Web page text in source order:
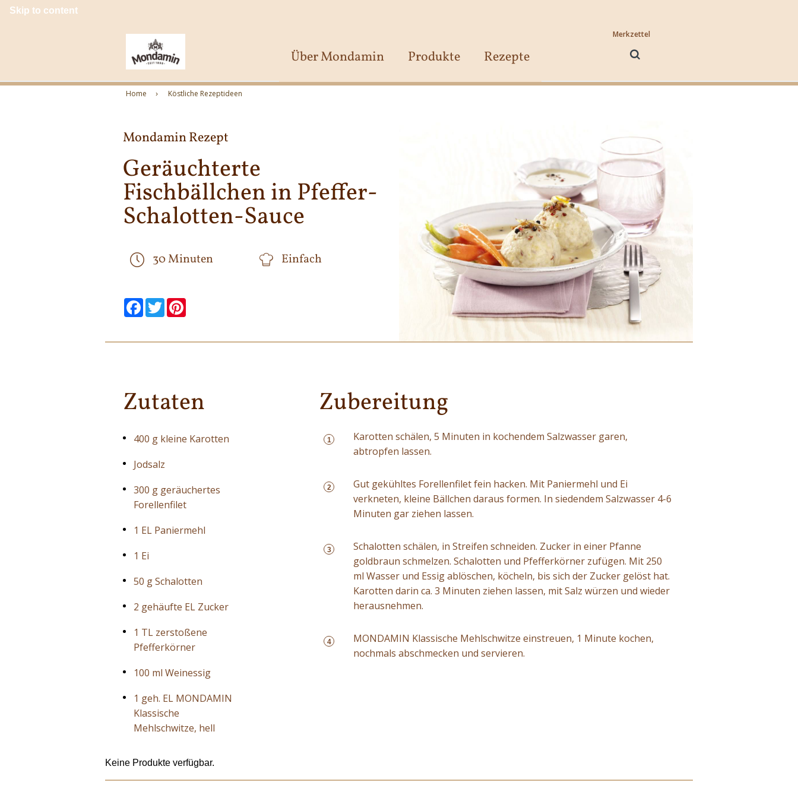
Skip to content
Über Mondamin Produkte Rezepte
Merkzettel
Home Köstliche Rezeptideen
Mondamin Rezept
Geräuchterte
Fischbällchen in Pfeffer-
Schalotten-Sauce
30 Minuten Einfach
null
Facebook
null null
Twitter
null null
null
Zutaten
400 g kleine Karotten
Jodsalz
300 g geräuchertes
Forellenfilet
1 EL Paniermehl
1 Ei
50 g Schalotten
2 gehäufte EL Zucker
1 TL zerstoßene
Pfefferkörner
100 ml Weinessig
1 geh. EL MONDAMIN
Klassische
Mehlschwitze, hell
Zubereitung
1
Karotten schälen, 5 Minuten in kochendem Salzwasser garen,
abtropfen lassen.
2
Gut gekühltes Forellenfilet fein hacken. Mit Paniermehl und Ei
verkneten, kleine Bällchen daraus formen. In siedendem Salzwasser 4-6
Minuten gar ziehen lassen.
3
Schalotten schälen, in Streifen schneiden. Zucker in einer Pfanne
goldbraun schmelzen. Schalotten und Pfefferkörner zufügen. Mit 250
ml Wasser und Essig ablöschen, köcheln, bis sich der Zucker gelöst hat.
Karotten darin ca. 3 Minuten ziehen lassen, mit Salz würzen und wieder
herausnehmen.
4
MONDAMIN Klassische Mehlschwitze einstreuen, 1 Minute kochen,
nochmals abschmecken und servieren.
Keine Produkte verfügbar.